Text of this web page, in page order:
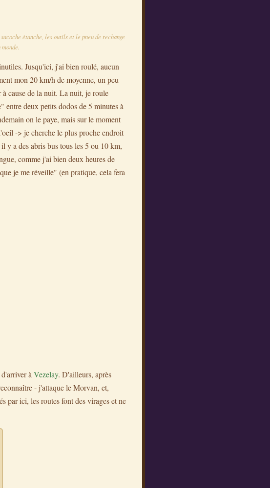
étanche, les outils et le pneu de rechange
Jusqu'ici, j'ai bien roulé, aucun
mon 20 km/h de moyenne, un peu
cause de la nuit. La nuit, je roule
entre deux petits dodos de 5 minutes à
on le paye, mais sur le moment
-> je cherche le plus proche endroit
y a des abris bus tous les 5 ou 10 km,
comme j'ai bien deux heures de
je me réveille" (en pratique, cela fera
à Vezelay. D'ailleurs, après
- j'attaque le Morvan, et,
par ici, les routes font des virages et ne